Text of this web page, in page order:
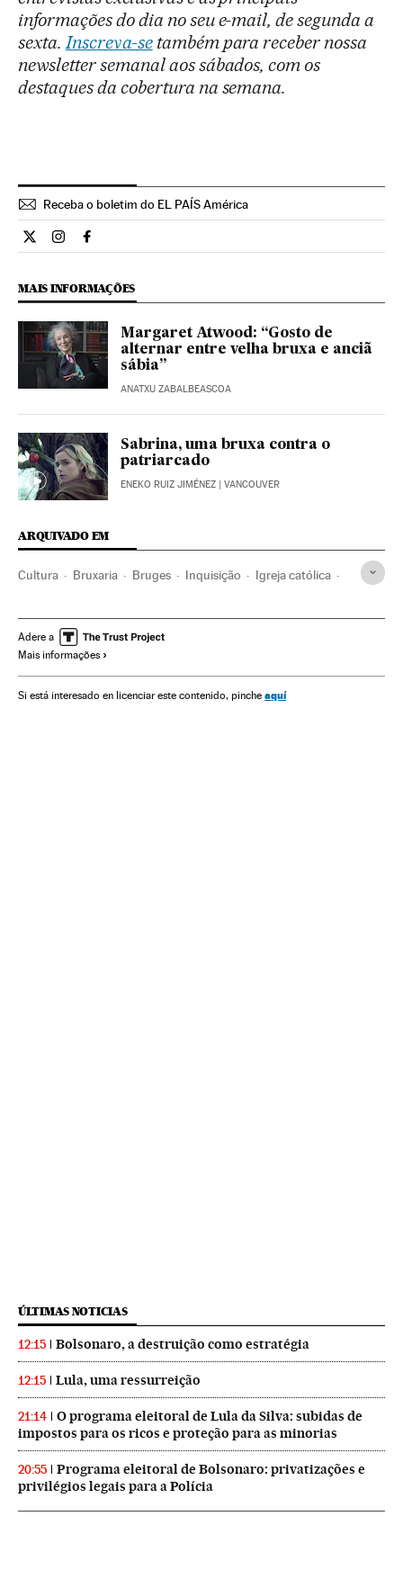
informações do dia no seu e-mail, de segunda a
sexta. Inscreva-setambém para receber nossa
newsletter semanal aos sábados, com os
destaques da cobertura na semana.
Receba o boletim do EL PAÍS América
Cultura El País Brasil en Twitter
Cultura El País Brasil en Instagram
Cultura El País Brasil en Facebook
MAIS INFORMAÇÕES
Margaret Atwood: “Gosto de
alternar entre velha bruxa e anciã
sábia”
ANATXU ZABALBEASCOA
Sabrina, uma bruxa contra o
patriarcado
ENEKO RUIZ JIMÉNEZ | VANCOUVER
ARQUIVADO EM
Cultura Bruxaria Bruges Inquisição Igreja católica
Europa Machismo
Adere a
Mais informações
Si está interesado en licenciar este contenido, pinche aquí
ÚLTIMAS NOTICIAS
12:15 Bolsonaro, a destruição como estratégia
12:15 Lula, uma ressurreição
21:14
O programa eleitoral de Lula da Silva: subidas de
impostos para os ricos e proteção para as minorias
20:55
Programa eleitoral de Bolsonaro: privatizações e
privilégios legais para a Polícia